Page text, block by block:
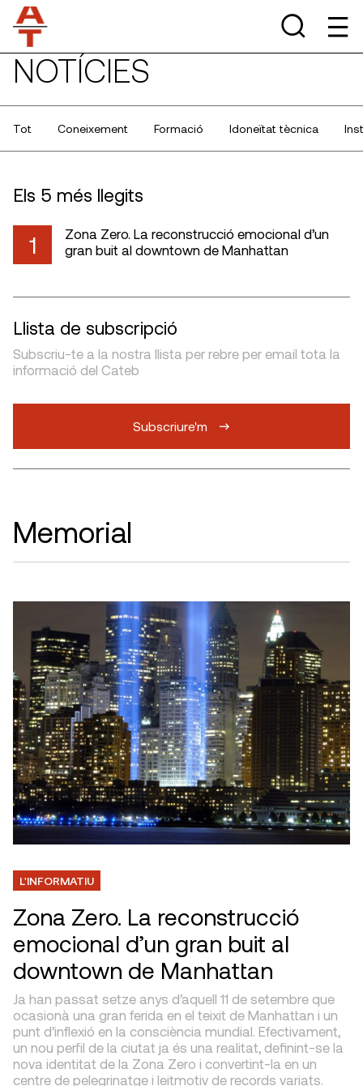
NOTÍCIES
Tot Coneixement Formació Idoneïtat tècnica
Els 5 més llegits
1
Zona Zero. La reconstrucció emocional d’un
gran buit al downtown de Manhattan
Llista de subscripció
Subscriu-te a la nostra llista per rebre per email tota la
informació del Cateb
Subscriure'm
Memorial
L'INFORMATIU
Zona Zero. La reconstrucció
emocional d’un gran buit al
downtown de Manhattan
Ja han passat setze anys d’aquell 11 de setembre que
ocasionà una gran ferida en el teixit de Manhattan i un
punt d’inflexió en la consciència mundial. Efectivament,
un nou perfil de la ciutat ja és una realitat, definint-se la
nova identitat de la Zona Zero i convertint-la en un
centre de pelegrinatge i leitmotiv de records variats.